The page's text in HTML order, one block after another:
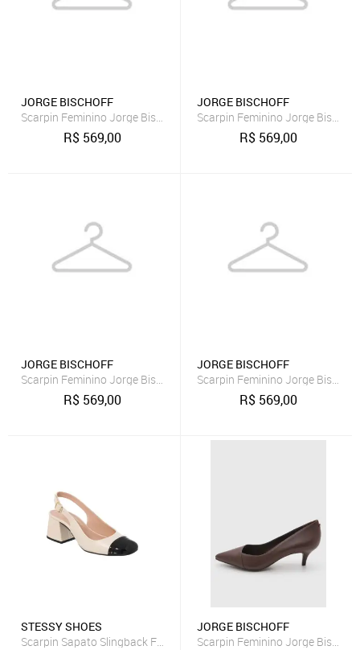
JORGE BISCHOFF
Scarpin Feminino Jorge Bischoff Couro Bico Fino Marrom
R$ 569,00
JORGE BISCHOFF
Scarpin Feminino Jorge
R$ 569,00
JORGE BISCHOFF
Scarpin Feminino Jorge Bischoff Couro Salto Baixo Marrom
R$ 569,00
JORGE BISCHOFF
Scarpin Feminino Jorge
R$ 569,00
STESSY SHOES
Scarpin Sapato Slingback Feminino Salto Grosso Bico Quadrado Off
JORGE BISCHOFF
Scarpin Feminino Jorge